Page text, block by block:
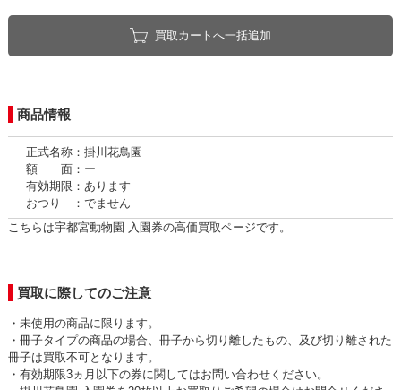
買取カートへ一括追加
商品情報
正式名称：掛川花鳥園
額 面：ー
有効期限：あります
おつり ：でません
こちらは宇都宮動物園 入園券の高価買取ページです。
買取に際してのご注意
・未使用の商品に限ります。
・冊子タイプの商品の場合、冊子から切り離したもの、及び切り離された
冊子は買取不可となります。
・有効期限3ヵ月以下の券に関してはお問い合わせください。